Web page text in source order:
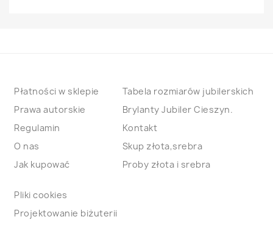
Płatności w sklepie
Prawa autorskie
Regulamin
O nas
Jak kupować
Tabela rozmiarów jubilerskich
Brylanty Jubiler Cieszyn.
Kontakt
Skup złota,srebra
Proby złota i srebra
Pliki cookies
Projektowanie biżuterii